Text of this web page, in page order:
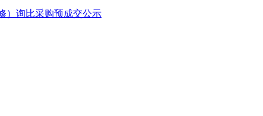
）询比采购预成交公示